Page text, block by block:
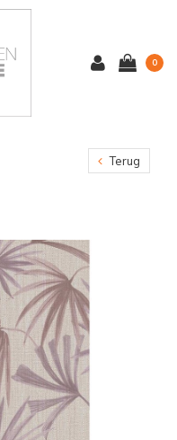
0
Terug